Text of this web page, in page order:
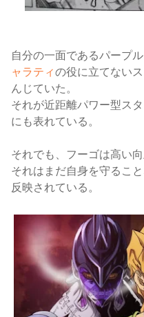
自分の一面であるパープ
ャラティの役に立てない
んじていた。
それが近距離パワー型ス
にも表れている。
それでも、フーゴは高い
それはまだ自身を守るこ
反映されている。